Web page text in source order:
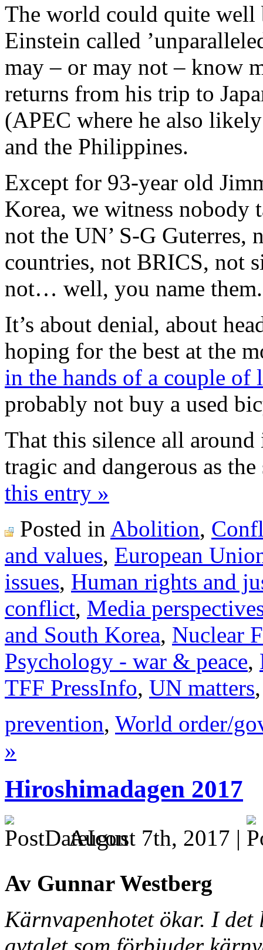
The world could quite
Einstein called
may – or may not – know
returns from his trip to
(APEC where he also
and the Philippines.
Except for 93-year old
Korea, we witness
not the UN’ S-G Guterres,
countries, not BRICS, not
not… well, you name them.
It’s about denial, about
hoping for the best at the
in the hands of a couple of
probably not buy a used
That this silence all
tragic and dangerous as
this entry »
Posted in Abolition,
and values, European
issues, Human rights and
conflict, Media
and South Korea, Nuclear
Psychology - war & peace,
TFF PressInfo, UN matters
prevention, World order/
»
Hiroshimadagen 2017
August 7th, 2017 |
Av Gunnar Westberg
Kärnvapenhotet ökar. I